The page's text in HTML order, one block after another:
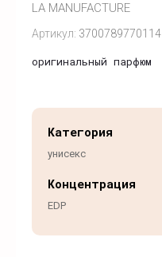
Артикул: 3700789770114
LA MANUFACTURE
оригинальный парфюм
Категория
унисекс
Концентрация
EDP